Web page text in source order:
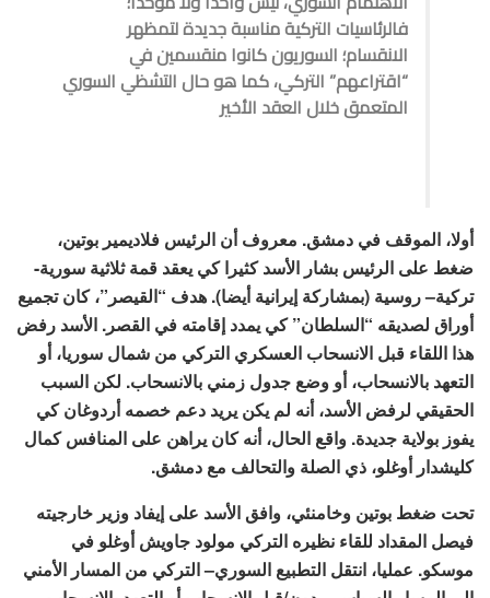
فالرئاسيات التركية مناسبة جديدة لتمظهر
الانقسام؛ السوريون كانوا منقسمين في
“اقتراعهم” التركي، كما هو حال التشظي السوري
المتعمق خلال العقد الأخير
أولا، الموقف في دمشق. معروف أن الرئيس فلاديمير بوتين،
ضغط على الرئيس بشار الأسد كثيرا كي يعقد قمة ثلاثية سورية-
تركية– روسية (بمشاركة إيرانية أيضا). هدف “القيصر”، كان تجميع
أوراق لصديقه “السلطان” كي يمدد إقامته في القصر. الأسد رفض
هذا اللقاء قبل الانسحاب العسكري التركي من شمال سوريا، أو
التعهد بالانسحاب، أو وضع جدول زمني بالانسحاب. لكن السبب
الحقيقي لرفض الأسد، أنه لم يكن يريد دعم خصمه أردوغان كي
يفوز بولاية جديدة. واقع الحال، أنه كان يراهن على المنافس كمال
كليشدار أوغلو، ذي الصلة والتحالف مع دمشق.
تحت ضغط بوتين وخامنئي، وافق الأسد على إيفاد وزير خارجيته
فيصل المقداد للقاء نظيره التركي مولود جاويش أوغلو في
موسكو. عمليا، انتقل التطبيع السوري– التركي من المسار الأمني